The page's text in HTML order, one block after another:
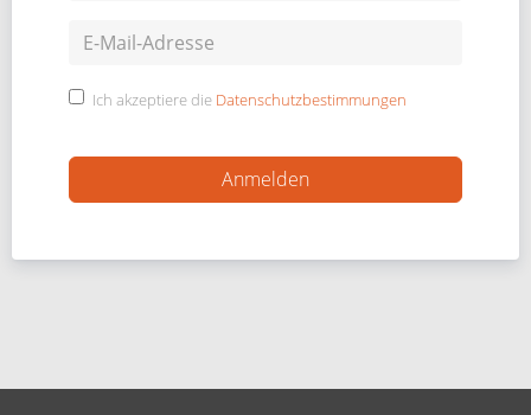
Ich akzeptiere die Datenschutzbestimmungen